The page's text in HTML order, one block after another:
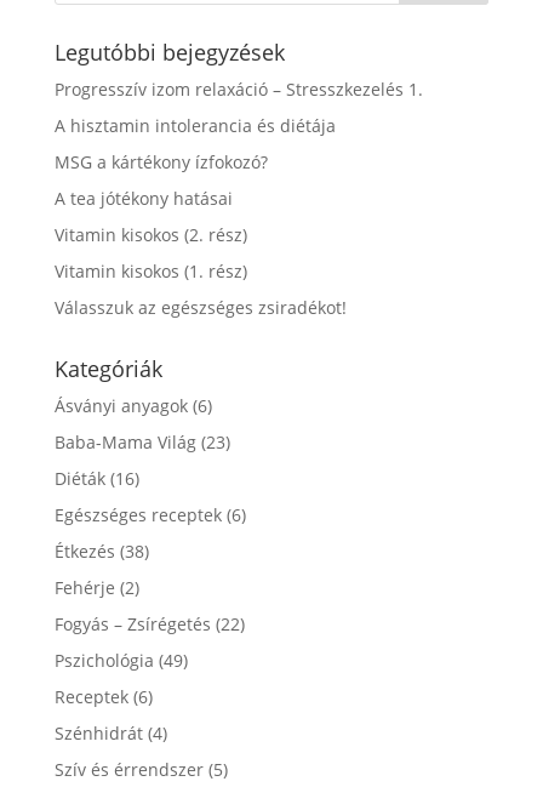
Legutóbbi bejegyzések
Progresszív izom relaxáció – Stresszkezelés 1.
A hisztamin intolerancia és diétája
MSG a kártékony ízfokozó?
A tea jótékony hatásai
Vitamin kisokos (2. rész)
Vitamin kisokos (1. rész)
Válasszuk az egészséges zsiradékot!
Kategóriák
Ásványi anyagok(6)
Baba-Mama Világ(23)
Diéták(16)
Egészséges receptek(6)
Étkezés (38)
Fehérje (2)
Fogyás – Zsírégetés (22)
Pszichológia (49)
Receptek(6)
Szénhidrát(4)
Szív és érrendszer(5)